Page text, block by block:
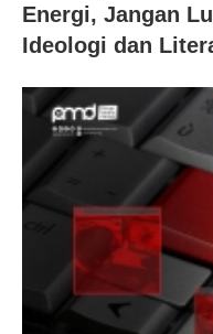
Energi, Jangan
Ideologi dan